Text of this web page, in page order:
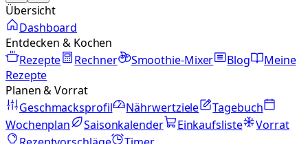
Übersicht
Dashboard
Entdecken & Kochen
Rezepte
Rechner Smoothie-Mixer Blog
Meine
Rezepte
Planen & Vorrat
Geschmacksprofil
Nährwertziele
Tagebuch
Wochenplan
Saisonkalender Einkaufsliste
Vorrat